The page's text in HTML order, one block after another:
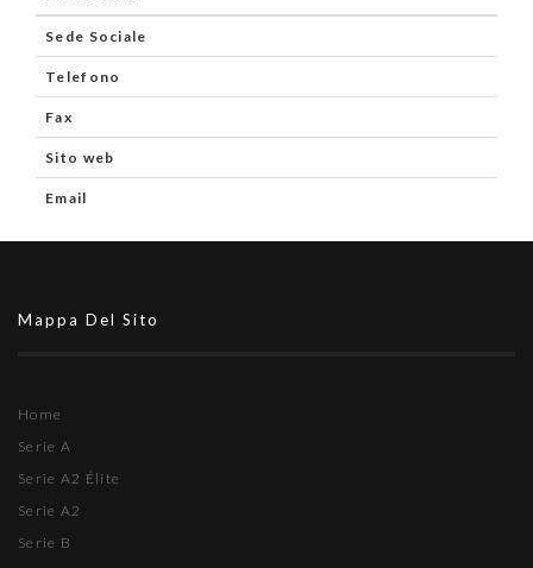
Sede Sociale
Telefono
Fax
Sito web
Email
Mappa Del Sito
Home
Serie A
Serie A2 Élite
Serie A2
Serie B